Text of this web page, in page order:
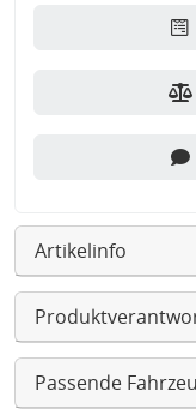
Artikelinfo
Passende